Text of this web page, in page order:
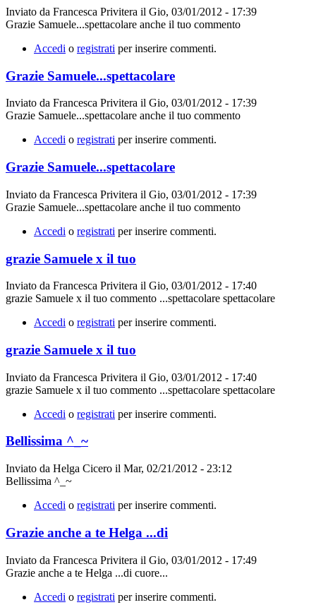
Inviato da Francesca Privitera il Gio, 03/01/2012 - 17:39
Grazie Samuele...spettacolare anche il tuo commento
Accedi o registrati per inserire commenti.
Grazie Samuele...spettacolare
Inviato da Francesca Privitera il Gio, 03/01/2012 - 17:39
Grazie Samuele...spettacolare anche il tuo commento
Accedi o registrati per inserire commenti.
Grazie Samuele...spettacolare
Inviato da Francesca Privitera il Gio, 03/01/2012 - 17:39
Grazie Samuele...spettacolare anche il tuo commento
Accedi o registrati per inserire commenti.
grazie Samuele x il tuo
Inviato da Francesca Privitera il Gio, 03/01/2012 - 17:40
grazie Samuele x il tuo commento ...spettacolare spettacolare
Accedi o registrati per inserire commenti.
grazie Samuele x il tuo
Inviato da Francesca Privitera il Gio, 03/01/2012 - 17:40
grazie Samuele x il tuo commento ...spettacolare spettacolare
Accedi o registrati per inserire commenti.
Bellissima ^_~
Inviato da Helga Cicero il Mar, 02/21/2012 - 23:12
Bellissima ^_~
Accedi o registrati per inserire commenti.
Grazie anche a te Helga ...di
Inviato da Francesca Privitera il Gio, 03/01/2012 - 17:49
Grazie anche a te Helga ...di cuore...
Accedi o registrati per inserire commenti.